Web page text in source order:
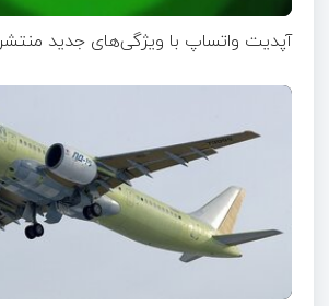
آپدیت‌ واتساپ با ویژگی‌های جدید